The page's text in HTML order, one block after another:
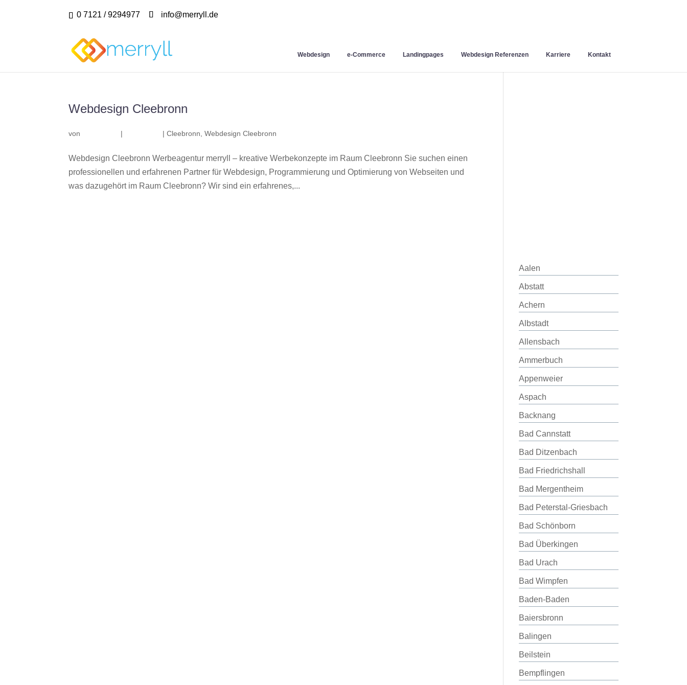
0 7121 / 9294977 info@merryll.de
Webdesign e-Commerce Landingpages Webdesign Referenzen Karriere Kontakt
Webdesign Cleebronn
von | |Cleebronn ,Webdesign Cleebronn
Webdesign Cleebronn Werbeagentur merryll – kreative Werbekonzepte im Raum Cleebronn Sie suchen einen
professionellen und erfahrenen Partner für Webdesign, Programmierung und Optimierung von Webseiten und
was dazugehört im Raum Cleebronn? Wir sind ein erfahrenes,...
Aalen
Abstatt
Achern
Albstadt
Allensbach
Ammerbuch
Appenweier
Aspach
Backnang
Bad Cannstatt
Bad Ditzenbach
Bad Friedrichshall
Bad Mergentheim
Bad Peterstal-Griesbach
Bad Schönborn
Bad Überkingen
Bad Urach
Bad Wimpfen
Baden-Baden
Baiersbronn
Balingen
Beilstein
Bempflingen